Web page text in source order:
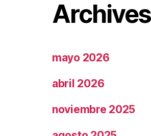
Archives
mayo 2026
abril 2026
noviembre 2025